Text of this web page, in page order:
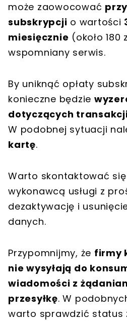
może zaowocować
subskrypcji o wartości
miesięcznie (około 180
wspomniany serwis.
By uniknąć opłaty
konieczne będzie
dotyczących
W podobnej sytuacji
kartę.
Warto skontaktować
wykonawcą usługi z
dezaktywację i
danych.
Przypomnijmy, że firmy
nie wysyłają do
wiadomości z
przesyłkę. W
warto sprawdzić status